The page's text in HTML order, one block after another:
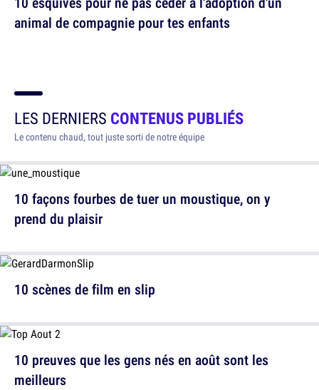
animal de compagnie pour tes enfants
LES DERNIERS CONTENUS PUBLIÉS
Le contenu chaud, tout juste sorti de notre équipe
10 façons fourbes de tuer un moustique, on y
prend du plaisir
10 preuves que les gens nés en août sont les
meilleurs
10 scènes de film en slip